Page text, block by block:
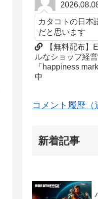
カタコトの日本
だと思います
【無料配布
ルなショップ経
「happiness
中
コメント履歴（
新着記事